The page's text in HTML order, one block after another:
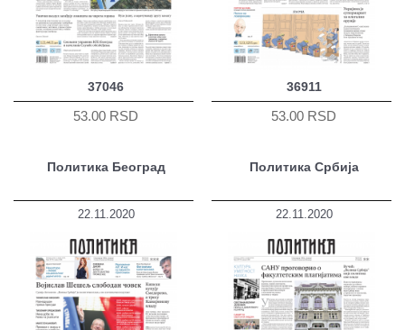
37046
53.00 RSD
36911
53.00 RSD
Политика Београд
22.11.2020
Политика Србија
22.11.2020